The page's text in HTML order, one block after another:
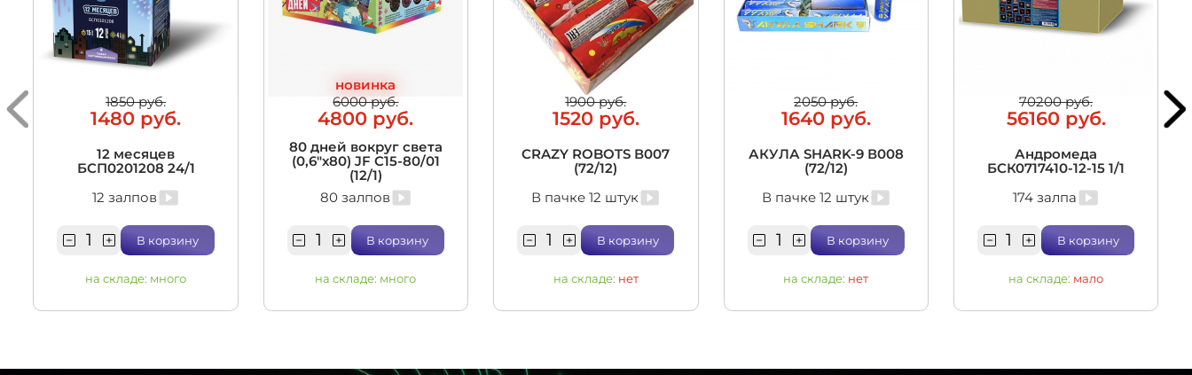
1850 руб.
1480 руб.
12 месяцев
БСП0201208 24/1
12 залпов
В корзину
на складе: много
новинка
6000 руб.
4800 руб.
80 дней вокруг света
(0,6"х80) JF C15-80/01
(12/1)
80 залпов
В корзину
на складе: много
1900 руб.
1520 руб.
CRAZY ROBOTS В007
(72/12)
В пачке 12 штук
В корзину
на складе: нет
2050 руб.
1640 руб.
АКУЛА SHARK-9 В008
(72/12)
В пачке 12 штук
В корзину
на складе: нет
70200 руб.
56160 руб.
Андромеда
БСК0717410-12-15 1/1
174 залпа
В корзину
на складе: мало